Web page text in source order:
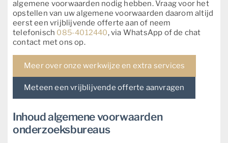
algemene voorwaarden nodig hebben. Vraag voor het
opstellen van uw algemene voorwaarden daarom altijd
eerst een vrijblijvende offerte aan of neem
telefonisch 085-4012440, via WhatsApp of de chat
contact met ons op.
Meer over onze werkwijze en extra services
Meteen een vrijblijvende offerte aanvragen
Inhoud algemene voorwaarden
onderzoeksbureaus